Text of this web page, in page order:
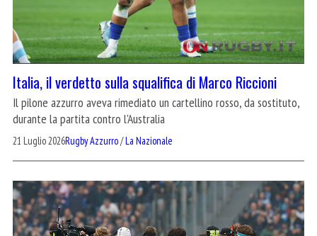
Italia, il verdetto sulla squalifica di Marco Riccioni
Il pilone azzurro aveva rimediato un cartellino rosso, da sostituto,
durante la partita contro l'Australia
21 Luglio 2026Rugby Azzurro/La Nazionale